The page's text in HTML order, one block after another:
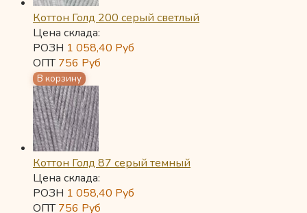
Коттон Голд 200 серый светлый
Цена склада:
РОЗН 1 058,40 Руб
ОПТ756 Руб
Коттон Голд 87 серый темный
Цена склада:
РОЗН 1 058,40 Руб
ОПТ756 Руб